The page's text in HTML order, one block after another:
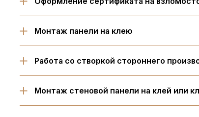
Монтаж панели на клею
Работа со створкой стороннего
Монтаж стеновой панели на клей или